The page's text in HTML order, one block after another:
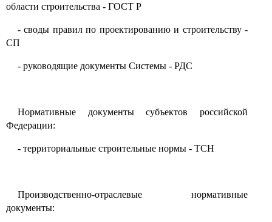
области строительства - ГОСТ Р
-своды правил по проектированию и строительству -
СП
-руководящие документы Системы -РДС
Нормативные документы субъектов российской
Федерации:
-территориальные строительные нормы-ТСН
Производственно-отраслевые нормативные
документы: